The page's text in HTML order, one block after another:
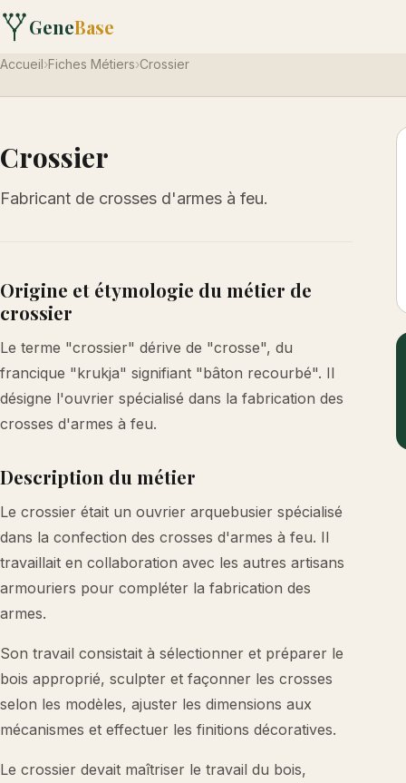
GeneBase
Accueil›Fiches Métiers›Crossier
Crossier
Fabricant de crosses d'armes à feu.
Origine et étymologie du métier de
crossier
Le terme "crossier" dérive de "crosse", du
francique "krukja" signifiant "bâton recourbé". Il
désigne l'ouvrier spécialisé dans la fabrication des
crosses d'armes à feu.
Description du métier
Le crossier était un ouvrier arquebusier spécialisé
dans la confection des crosses d'armes à feu. Il
travaillait en collaboration avec les autres artisans
armouriers pour compléter la fabrication des
armes.
Son travail consistait à sélectionner et préparer le
bois approprié, sculpter et façonner les crosses
selon les modèles, ajuster les dimensions aux
mécanismes et effectuer les finitions décoratives.
Le crossier devait maîtriser le travail du bois,